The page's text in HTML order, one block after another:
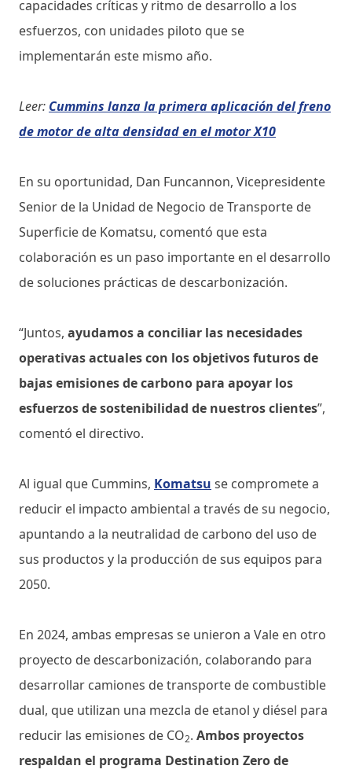
capacidades críticas y ritmo de desarrollo a los
esfuerzos, con unidades piloto que se
implementarán este mismo año.
Leer: Cummins lanza la primera aplicación del freno
de motor de alta densidad en el motor X10
En su oportunidad, Dan Funcannon, Vicepresidente
Senior de la Unidad de Negocio de Transporte de
Superficie de Komatsu, comentó que esta
colaboración es un paso importante en el desarrollo
de soluciones prácticas de descarbonización.
“Juntos, ayudamos a conciliar las necesidades
operativas actuales con los objetivos futuros de
bajas emisiones de carbono para apoyar los
esfuerzos de sostenibilidad de nuestros clientes”,
comentó el directivo.
Al igual que Cummins, Komatsu se compromete a
reducir el impacto ambiental a través de su negocio,
apuntando a la neutralidad de carbono del uso de
sus productos y la producción de sus equipos para
2050.
En 2024, ambas empresas se unieron a Vale en otro
proyecto de descarbonización, colaborando para
desarrollar camiones de transporte de combustible
dual, que utilizan una mezcla de etanol y diésel para
reducir las emisiones de CO2. Ambos proyectos
respaldan el programa Destination Zero de